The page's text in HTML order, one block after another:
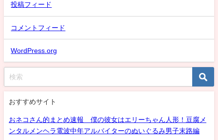
投稿フィード
コメントフィード
WordPress.org
おすすめサイト
おネコさん的まとめ速報 僕の彼女はエリーちゃん人形！豆腐メ
ンタルメンヘラ電波中年アルバイターのぬいぐるみ男子末路編